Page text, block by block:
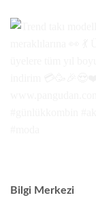
Bilgi Merkezi